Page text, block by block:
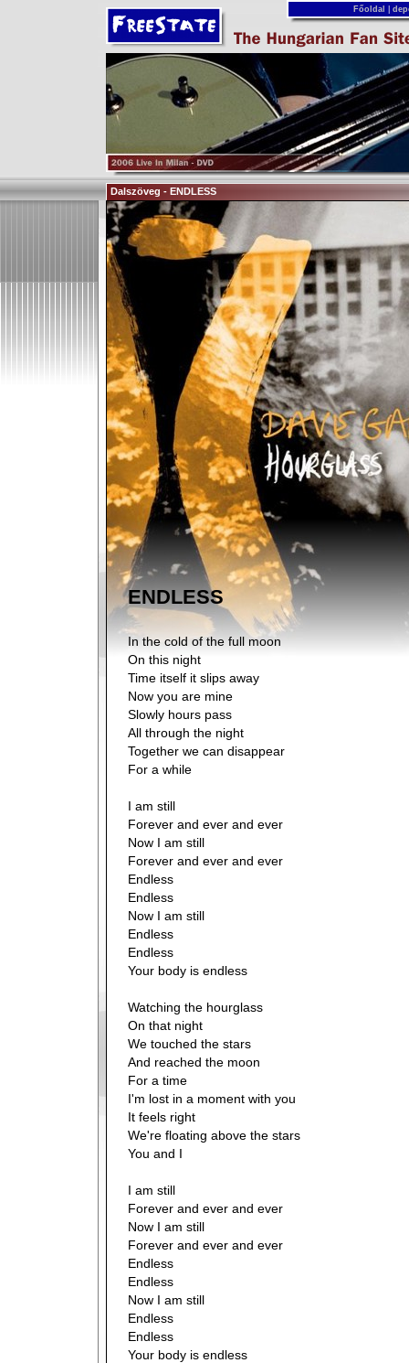
Főoldal
Dalszöveg - ENDLESS
ENDLESS
In the cold of the full moon
On this night
Time itself it slips away
Now you are mine
Slowly hours pass
All through the night
Together we can disappear
For a while
I am still
Forever and ever and ever
Now I am still
Forever and ever and ever
Endless
Endless
Now I am still
Endless
Endless
Your body is endless
Watching the hourglass
On that night
We touched the stars
And reached the moon
For a time
I'm lost in a moment with you
It feels right
We're floating above the stars
You and I
I am still
Forever and ever and ever
Now I am still
Forever and ever and ever
Endless
Endless
Now I am still
Endless
Endless
Your body is endless